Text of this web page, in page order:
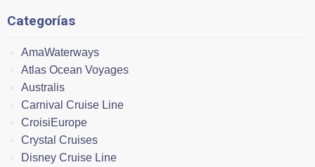
Categorías
AmaWaterways
Atlas Ocean Voyages
Australis
Carnival Cruise Line
CroisiEurope
Crystal Cruises
Disney Cruise Line